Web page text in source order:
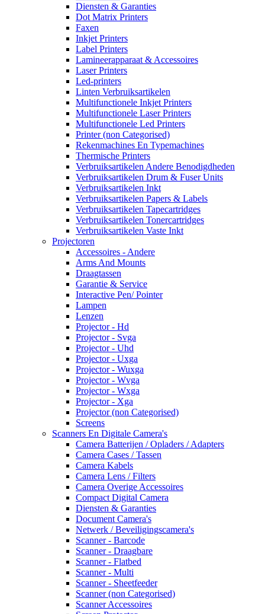
Diensten & Garanties
Dot Matrix Printers
Faxen
Inkjet Printers
Label Printers
Lamineerapparaat & Accessoires
Laser Printers
Led-printers
Linten Verbruiksartikelen
Multifunctionele Inkjet Printers
Multifunctionele Laser Printers
Multifunctionele Led Printers
Printer (non Categorised)
Rekenmachines En Typemachines
Thermische Printers
Verbruiksartikelen Andere Benodigdheden
Verbruiksartikelen Drum & Fuser Units
Verbruiksartikelen Inkt
Verbruiksartikelen Papers & Labels
Verbruiksartikelen Tapecartridges
Verbruiksartikelen Tonercartridges
Verbruiksartikelen Vaste Inkt
Projectoren
Accessoires - Andere
Arms And Mounts
Draagtassen
Garantie & Service
Interactive Pen/ Pointer
Lampen
Lenzen
Projector - Hd
Projector - Svga
Projector - Uhd
Projector - Uxga
Projector - Wuxga
Projector - Wvga
Projector - Wxga
Projector - Xga
Projector (non Categorised)
Screens
Scanners En Digitale Camera's
Camera Batterijen / Opladers / Adapters
Camera Cases / Tassen
Camera Kabels
Camera Lens / Filters
Camera Overige Accessoires
Compact Digital Camera
Diensten & Garanties
Document Camera's
Netwerk / Beveiligingscamera's
Scanner - Barcode
Scanner - Draagbare
Scanner - Flatbed
Scanner - Multi
Scanner - Sheetfeeder
Scanner (non Categorised)
Scanner Accessoires